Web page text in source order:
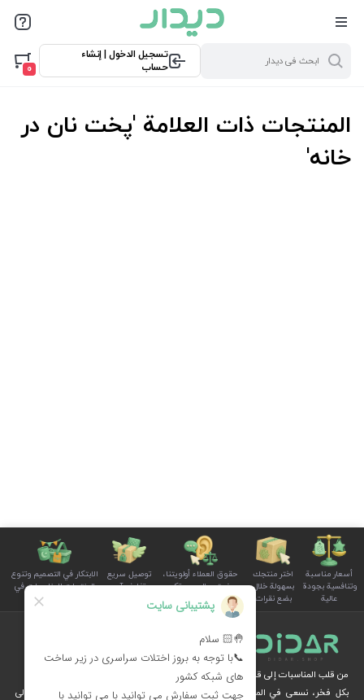
تسجيل الدخول | إنشاء
حساب
0
المنتجات ذات العلامة 'پخت نان در
خانه'
أسعار مناسبة
وتنافسية بجودة
عالية
اختر منتجك
بسهولة خلال
بضع نقرات
حقوق العملاء أولويتنا،
ونستمع إلى صوتكم
بوضوح واهتمام
توصيل سريع
وتغليف آمن
الابتكار في التصميم وتنوع
المنتجات للمناسبات في
سلة الأسرة
من قلب المناسبات إلى قلوب الناس
بكل فخر، نسعى في المجموعة الثقافية ديدار، من خلال الإبداع والرؤية الثقافية، إلى